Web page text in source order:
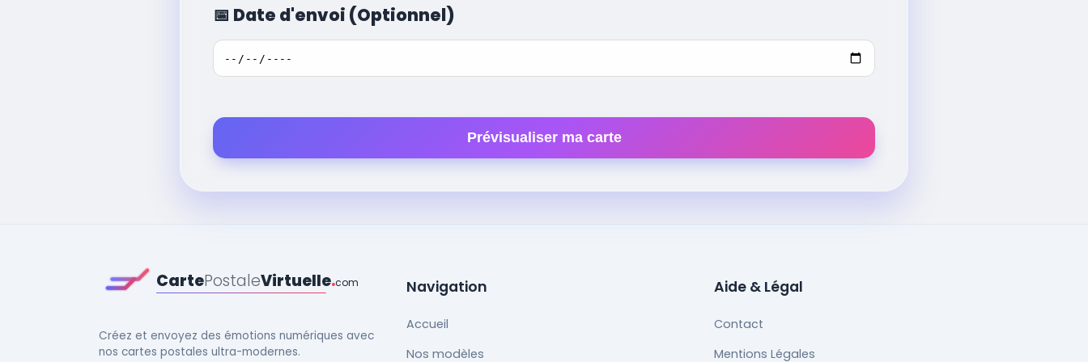
📅 Date d'envoi (Optionnel)
Prévisualiser ma carte
CartePostaleVirtuelle.com
Créez et envoyez des émotions numériques avec
nos cartes postales ultra-modernes.
Navigation
Accueil
Nos modèles
Aide & Légal
Contact
Mentions Légales